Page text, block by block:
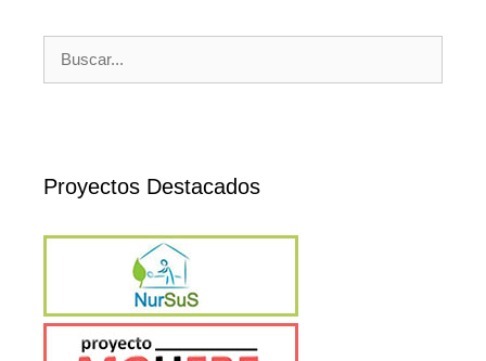
Proyectos Destacados